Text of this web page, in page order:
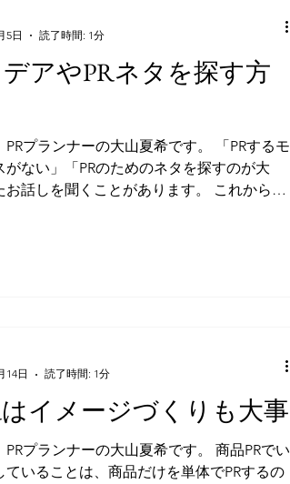
アやPRネタを探す方
PRプランナーの大山夏希です。 「PRするモ
がない」「PRのためのネタを探すのが大
お話しを聞くことがあります。 これから世
5日
読了時間: 1分
イメージづくりも大事
PRプランナーの大山夏希です。 商品PRでい
ていることは、商品だけを単体でPRするの
14日
読了時間: 1分